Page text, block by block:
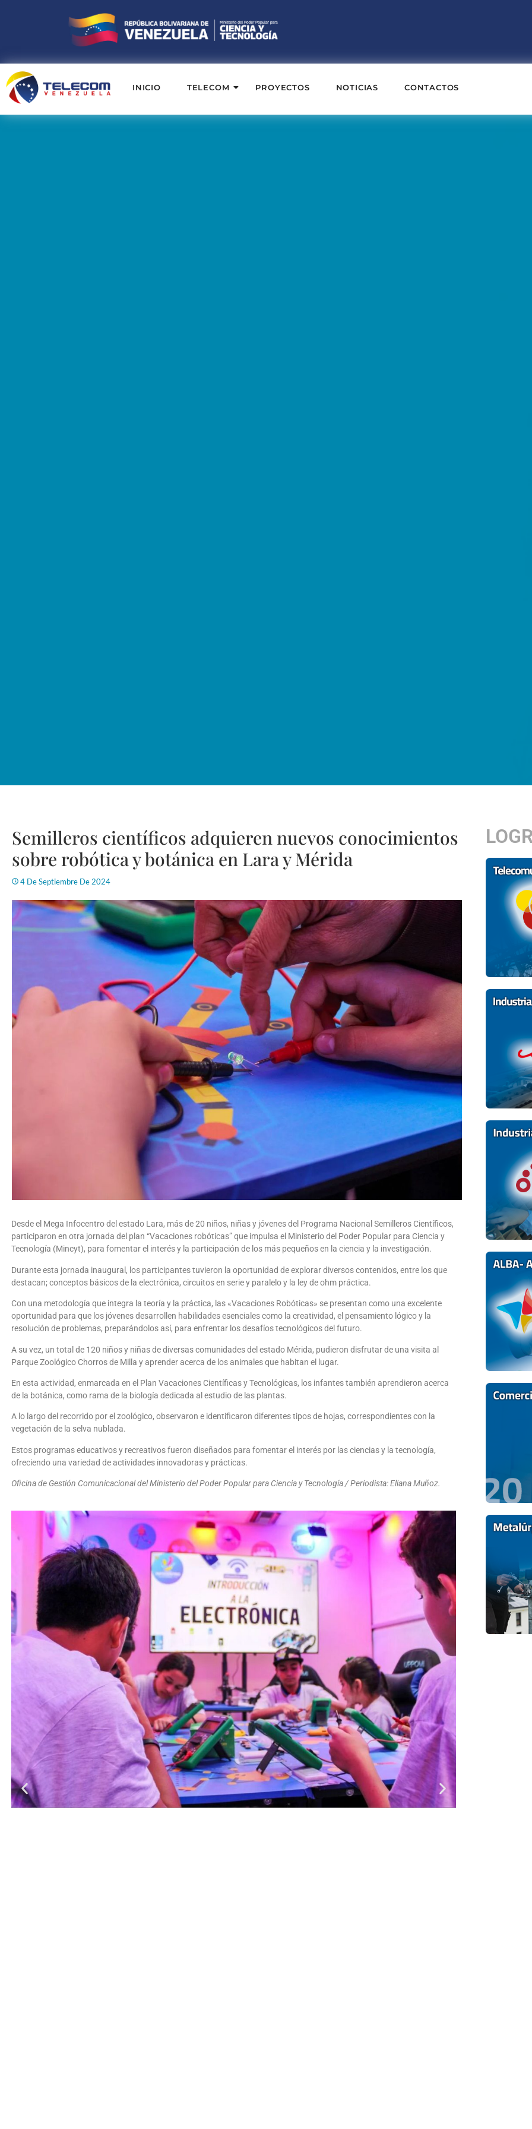
INICIO TELECOM PROYECTOS NOTICIAS CONTACTOS
Semilleros científicos adquieren nuevos conocimientos
sobre robótica y botánica en Lara y Mérida
4 De Septiembre De 2024
Desde el Mega Infocentro del estado Lara, más de 20 niños, niñas y jóvenes del Programa Nacional Semilleros Científicos,
participaron en otra jornada del plan “Vacaciones robóticas” que impulsa el Ministerio del Poder Popular para Ciencia y
Tecnología (Mincyt), para fomentar el interés y la participación de los más pequeños en la ciencia y la investigación.
Durante esta jornada inaugural, los participantes tuvieron la oportunidad de explorar diversos contenidos, entre los que
destacan; conceptos básicos de la electrónica, circuitos en serie y paralelo y la ley de ohm práctica.
Con una metodología que integra la teoría y la práctica, las «Vacaciones Robóticas» se presentan como una excelente
oportunidad para que los jóvenes desarrollen habilidades esenciales como la creatividad, el pensamiento lógico y la
resolución de problemas, preparándolos así, para enfrentar los desafíos tecnológicos del futuro.
A su vez, un total de 120 niños y niñas de diversas comunidades del estado Mérida, pudieron disfrutar de una visita al
Parque Zoológico Chorros de Milla y aprender acerca de los animales que habitan el lugar.
En esta actividad, enmarcada en el Plan Vacaciones Científicas y Tecnológicas, los infantes también aprendieron acerca
de la botánica, como rama de la biología dedicada al estudio de las plantas.
A lo largo del recorrido por el zoológico, observaron e identificaron diferentes tipos de hojas, correspondientes con la
vegetación de la selva nublada.
Estos programas educativos y recreativos fueron diseñados para fomentar el interés por las ciencias y la tecnología,
ofreciendo una variedad de actividades innovadoras y prácticas.
Oficina de Gestión Comunicacional del Ministerio del Poder Popular para Ciencia y Tecnología / Periodista: Eliana Muñoz.